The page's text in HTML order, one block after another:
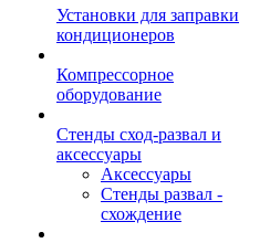
Установки для заправки
кондиционеров
Компрессорное
оборудование
Стенды сход-развал и
аксессуары
Аксессуары
Стенды развал -
схождение